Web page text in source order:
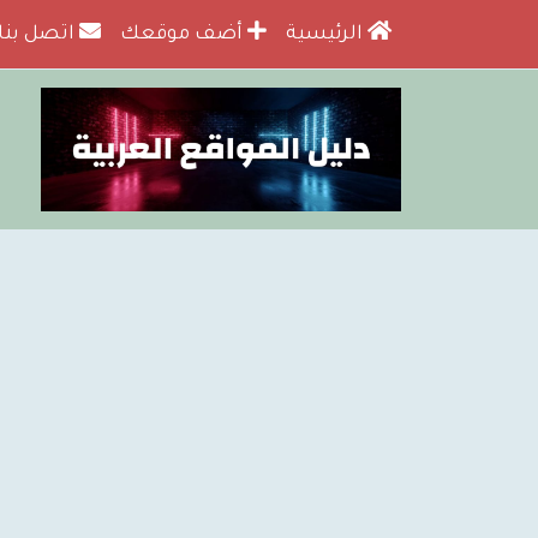
الرئيسية أضف موقعك اتصل بنا